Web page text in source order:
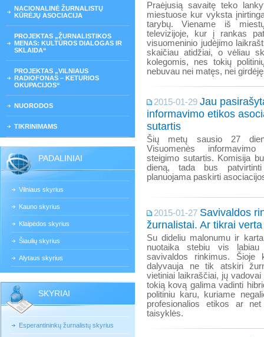
NACIONALINĖ ŽURNALISTŲ
KŪRĖJŲ ASOCIACIJA
PROJEKTAS „ŽURNALISTIKOS
MENAS: KULTŪROS DIALOGAS IR
SKLAIDA“
PROJEKTAS „VILNIAUS
RADIOFONAS – KETURIOS
OKUPACIJOS“
NUORODOS
TIKRINIMAMS
PADALINIAI
Vilniaus skyrius
Kauno skyrius
Klaipėdos skyrius
Šiaulių skyrius
Alytaus skyrius
SKYRIAI
Esperantininkų žurnalistų skyrius
Praėjusią savaitę teko
miestuose kur vyksta
tarybų. Viename iš
televizijoje, kur į rankas
visuomeninio judėjimo
skaičiau atidžiai, o vėliau
kolegomis, nes tokių
nebuvau nei matęs, nei
2015-01-29 Jau
informavimo etikos
sutartis
Šių metų sausio 27
Visuomenės
steigimo sutartis. Komisija
dieną, tada bus
planuojama paskirti
2015-01-27 Savivaldos
žurnalistai. Ar tikrai
Su dideliu malonumu ir
nuotaika stebiu vis
savivaldos rinkimus. Šioje
dalyvauja ne tik atskiri
vietiniai laikraščiai, jų
tokią kovą galima vadinti
politiniu karu, kuriame
profesionalios etikos ar
taisyklės.